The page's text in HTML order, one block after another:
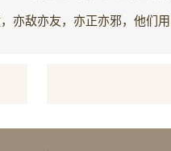
亦敌亦友，亦正亦邪，他们